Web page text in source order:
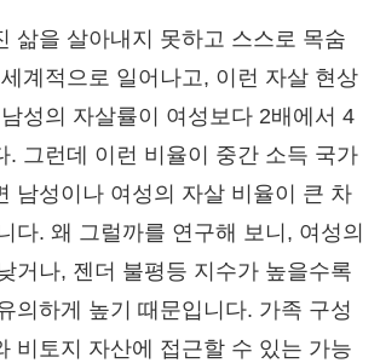
삶을 살아내지 못하고 스스로 목숨
계적으로 일어나고, 이런 자살 현상
성의 자살률이 여성보다 2배에서 4
. 그런데 이런 비율이 중간 소득 국가
남성이나 여성의 자살 비율이 큰 차
다. 왜 그럴까를 연구해 보니, 여성의
거나, 젠더 불평등 지수가 높을수록
의하게 높기 때문입니다. 가족 구성
비토지 자산에 접근할 수 있는 가능